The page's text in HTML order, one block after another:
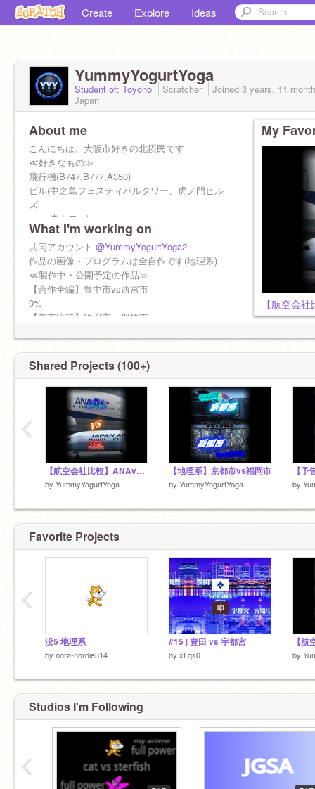
Create Explore Ideas
YummyYogurtYoga
Student of: Toyono Scratcher Joined 3 years, 11
Japan
About me
こんにちは、大阪市好きの北摂民です
≪好きなもの≫
飛行機(B747,B777,A350)
ビル(中之島フェスティバルタワー、虎ノ門ヒル
ズ
森タワー)
≪趣味≫
飛行機・ビルの撮影
都市比較、地理系
好きなことを調べまくる
What I'm working on
共同アカウント @YummyYogurtYoga2
作品の画像・プログラムは全自作です(地理系)
≪製作中・公開予定の作品≫
【合作全編】豊中市vs西宮市
0%
【都市比較】吹田市vs船橋市
【都市比較】伊丹市vs成田市
0%
≪スク友≫
@LittlePenguinLab
@ruisakuragi2
@ParuPic
@yuto0413
My
【航空会
Shared Projects (100+)
【航空会社比較】ANAvsJAL
by YummyYogurtYoga
【地理系】京都市vs福岡市
by YummyYogurtYoga by
‹
Favorite Projects
没5 地理系
by nora-nordie314
#15 | 豊田 vs 宇都宮
by xLqs0 by
‹
Studios I'm Following
‹